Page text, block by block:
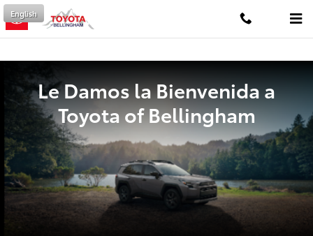
Saltar al contenido principal
Toyota of Bellingham
English
Le Damos la Bienvenida a
Toyota of Bellingham